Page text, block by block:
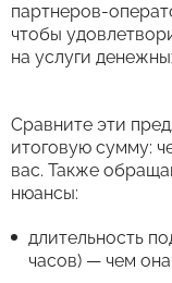
партнеров-
чтобы
на услуги
Сравните эти
итоговую сумму:
вас. Также
нюансы:
длительность
часов) — чем